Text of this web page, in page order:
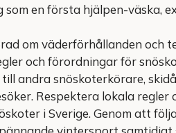
som en första hjälpen-väska,
om väderförhållanden och
och förordningar för
andra snöskoterkörare,
Respektera lokala regler
i Sverige. Genom att